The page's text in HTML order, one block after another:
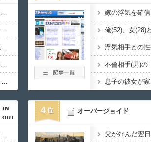
ウトの還暦祝いにホテル食事会と孫手作りの湯のみを用意。トメ「え？旅行じゃないの？周りは旅行なのに」図々しすぎる暴言に絶句←孫の気持ちを無下にする最低ババア
飲酒強要・スーパーで盗み・反社自慢の毒叔母一家。法事でも虚偽の金銭要求と暴力で脅されトラウマに…祖母の死をきっかけに恐怖の親戚と「永久絶縁」を決意←自分の身の安全を最優先にして大正解
浮気と緊急避妊薬を隠す元カノ！問い詰めると「記憶がない」と逃げ、私を「モラハラ男」認定してキープ＆おねだり三昧。浮気発覚後、我慢の限界で他の女性とスピード婚した結果ｗｗｗｗｗ
フル勤務の私に無職義妹やニートコウト全員分の家事を押し付ける義家族！早朝4時起き生活に限界。ついに言い放った「強烈なド直球正論」に義一族阿鼻叫喚ｗｗ←怠け者どもに正論のナイフをグサリ
「ﾀﾋねば保険金出る」と友人を追いつめたモラ旦那＆ウトメ！洗脳解いて弁護士と完全勝利。離婚届と家電＆裏口への「うっかりアロンアルファ」を残して脱出←悔し泣きしながらやることがエグくて草
コインランドリーで私物の乾燥機シートを「ご自由にどうぞだろw」と勝手に盗もうとしたDQN夫婦！注意したら「は？名前かいてないんですけど」と逆ギレ
4 オーバージョイド